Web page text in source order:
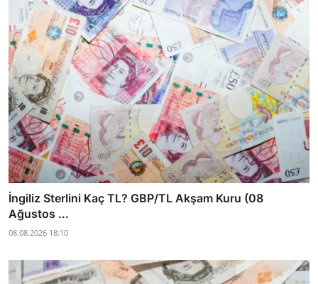
İngiliz Sterlini Kaç TL? GBP/TL Akşam Kuru (08
Ağustos ...
08.08.2026 18:10